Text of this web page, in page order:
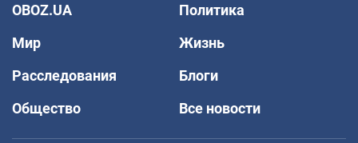
OBOZ.UA
Политика
Мир
Жизнь
Расследования
Блоги
Общество
Все новости